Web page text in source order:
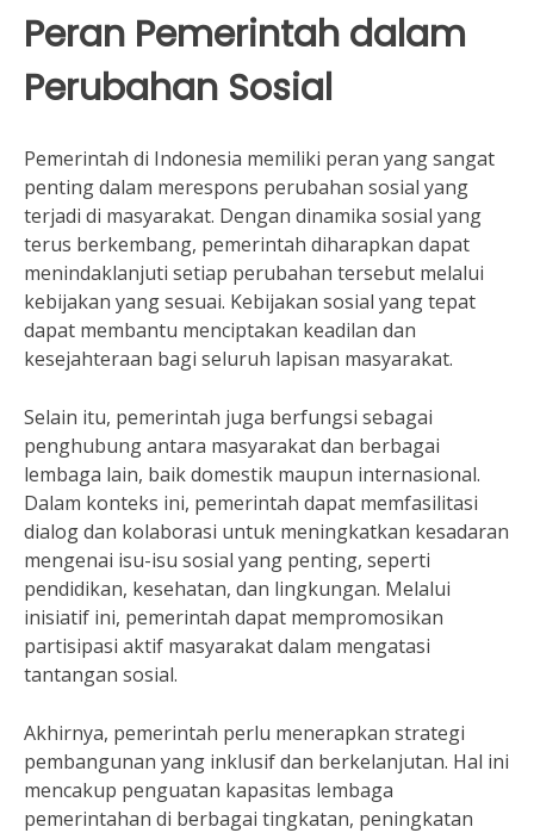
Peran Pemerintah dalam
Perubahan Sosial
Pemerintah di Indonesia memiliki peran yang sangat
penting dalam merespons perubahan sosial yang
terjadi di masyarakat. Dengan dinamika sosial yang
terus berkembang, pemerintah diharapkan dapat
menindaklanjuti setiap perubahan tersebut melalui
kebijakan yang sesuai. Kebijakan sosial yang tepat
dapat membantu menciptakan keadilan dan
kesejahteraan bagi seluruh lapisan masyarakat.
Selain itu, pemerintah juga berfungsi sebagai
penghubung antara masyarakat dan berbagai
lembaga lain, baik domestik maupun internasional.
Dalam konteks ini, pemerintah dapat memfasilitasi
dialog dan kolaborasi untuk meningkatkan kesadaran
mengenai isu-isu sosial yang penting, seperti
pendidikan, kesehatan, dan lingkungan. Melalui
inisiatif ini, pemerintah dapat mempromosikan
partisipasi aktif masyarakat dalam mengatasi
tantangan sosial.
Akhirnya, pemerintah perlu menerapkan strategi
pembangunan yang inklusif dan berkelanjutan. Hal ini
mencakup penguatan kapasitas lembaga
pemerintahan di berbagai tingkatan, peningkatan